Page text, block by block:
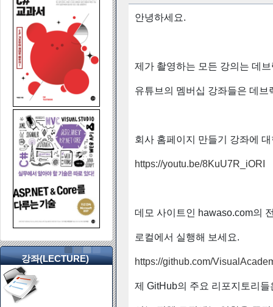
강좌(LECTURE)
안녕하세요.
제가 촬영하는 모든 강의는 데
유튜브의 멤버십 강좌들은 데
회사 홈페이지 만들기 강좌에
https://youtu.be/8KuU7R_iORI
데모 사이트인 hawaso.com의
로컬에서 실행해 보세요.
https://github.com/
제 GitHub의 주요 리포지토리